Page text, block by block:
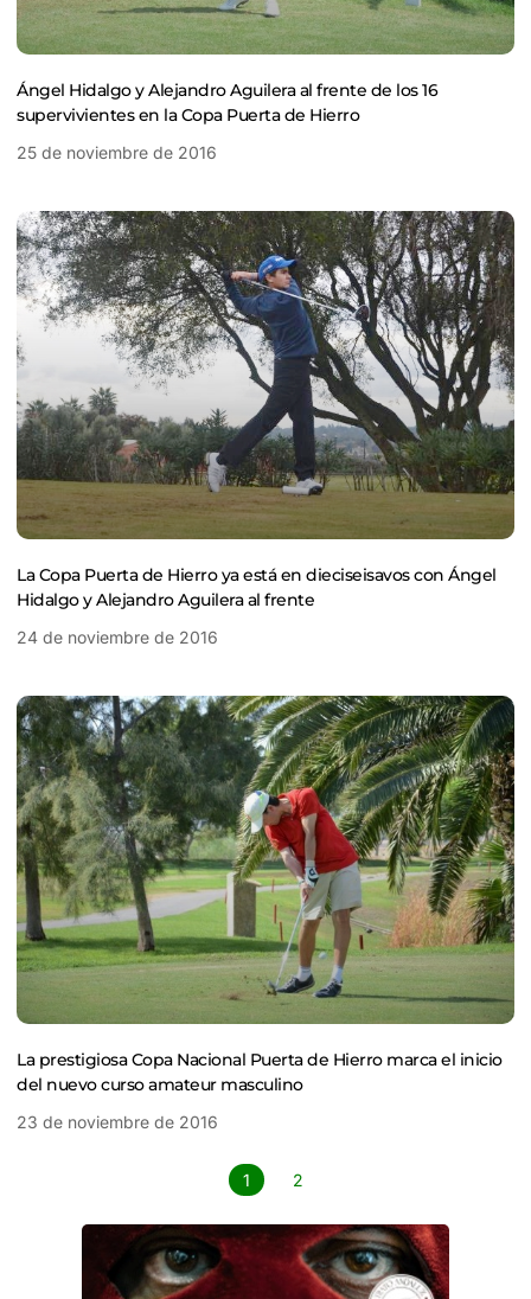
Ángel Hidalgo y Alejandro Aguilera al frente de los 16
supervivientes en la Copa Puerta de Hierro
25 de noviembre de 2016
La Copa Puerta de Hierro ya está en dieciseisavos con Ángel
Hidalgo y Alejandro Aguilera al frente
24 de noviembre de 2016
La prestigiosa Copa Nacional Puerta de Hierro marca el inicio
del nuevo curso amateur masculino
23 de noviembre de 2016
1 2